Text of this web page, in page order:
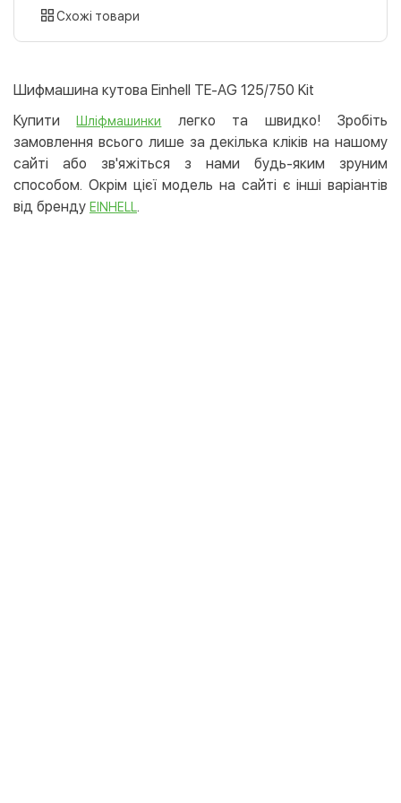
картою
Apple Pay
Google Pay
Безготівковий розрахунок
Оплата на карту юр.особи
Безкоштовно
Схожі товари
Шифмашина кутова Einhell TE-AG 125/750 Kit
КупитиШліфмашинки
легко та швидко! Зробіть
замовлення всього лише за декілька кліків на нашому
сайті або зв'яжіться з нами будь-яким зруним
способом. Окрім цієї модель на сайті є інші варіантів
від бренду EINHELL.